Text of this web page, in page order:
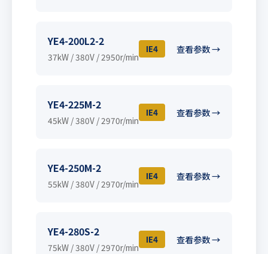
YE4-200L2-2
37kW / 380V / 2950r/min
IE4 查看参数 →
YE4-225M-2
45kW / 380V / 2970r/min
IE4 查看参数 →
YE4-250M-2
55kW / 380V / 2970r/min
IE4 查看参数 →
YE4-280S-2
75kW / 380V / 2970r/min
IE4 查看参数 →